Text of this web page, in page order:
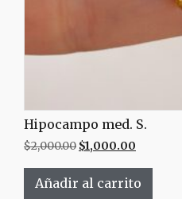
Hipocampo med. S.
$2,000.00 $1,000.00
Añadir al carrito